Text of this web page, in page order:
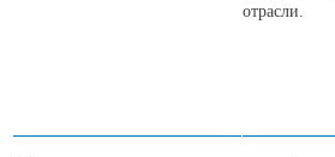
отрасли.